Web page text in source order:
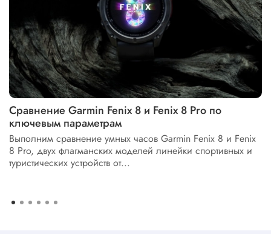
Сравнение Garmin Fenix 8 и Fenix 8 Pro по
ключевым параметрам
Выполним сравнение умных часов Garmin Fenix 8 и Fenix
8 Pro, двух флагманских моделей линейки спортивных и
туристических устройств от...